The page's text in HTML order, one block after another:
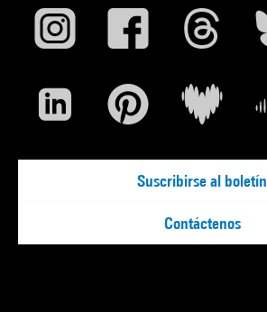
Suscribirse al boletín
Contáctenos